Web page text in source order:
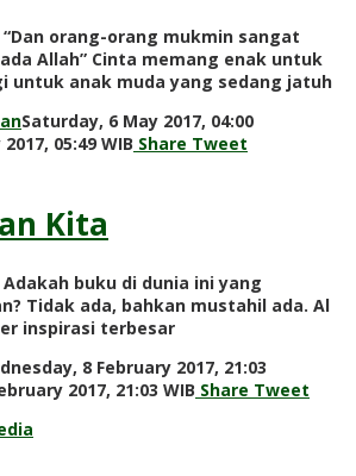
orang-orang mukmin sangat
Allah” Cinta memang enak untuk
untuk anak muda yang sedang jatuh
Saturday, 6 May 2017, 04:00
05:49 WIB by
Share Tweet
Kita
buku di dunia ini yang
Tidak ada, bahkan mustahil ada. Al
inspirasi terbesar
8 February 2017, 21:03
2017, 21:03 WIB by
Share Tweet